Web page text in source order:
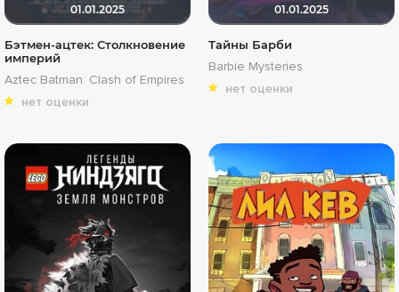
01.01.2025
Бэтмен-ацтек: Столкновение
империй
Aztec Batman: Clash of Empires
нет оценки
01.01.2025
Тайны Барби
Barbie Mysteries
нет оценки